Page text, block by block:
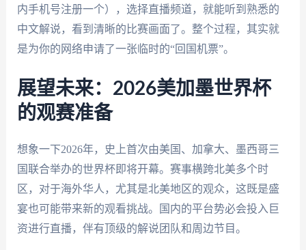
内手机号注册一个），选择直播频道，就能听到熟悉的
中文解说，看到清晰的比赛画面了。整个过程，其实就
是为你的网络申请了一张临时的“回国机票”。
展望未来：2026美加墨世界杯
的观赛准备
想象一下2026年，史上首次由美国、加拿大、墨西哥三
国联合举办的世界杯即将开幕。赛事横跨北美多个时
区，对于海外华人，尤其是北美地区的观众，这既是盛
宴也可能带来新的观看挑战。国内的平台势必会投入巨
资进行直播，伴有顶级的解说团队和周边节目。